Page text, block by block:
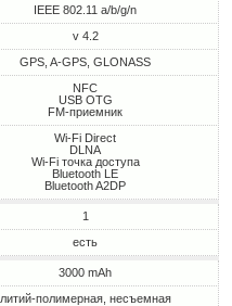
IEEE 802.11 a/b/g/n
v 4.2
GPS, A-GPS, GLONASS
NFC
USB OTG
FM-приемник
Wi-Fi Direct
DLNA
Wi-Fi точка доступа
Bluetooth LE
Bluetooth A2DP
1
есть
3000 mAh
литий-полимерная, несъемная